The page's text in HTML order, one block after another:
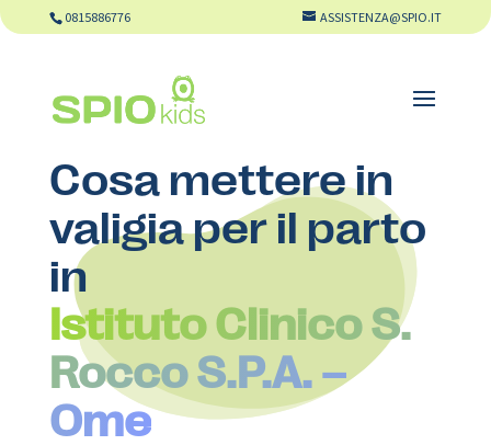
0815886776 ASSISTENZA@SPIO.IT
Cosa mettere in
valigia per il parto
in
Istituto Clinico S.
Rocco S.P.A. –
Ome